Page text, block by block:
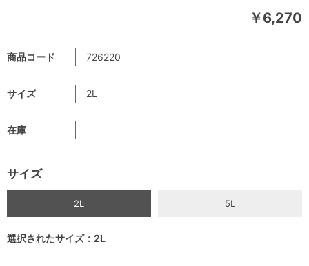
￥6,270
商品コード 726220
サイズ 2L
在庫
サイズ
2L 5L
選択されたサイズ：2L